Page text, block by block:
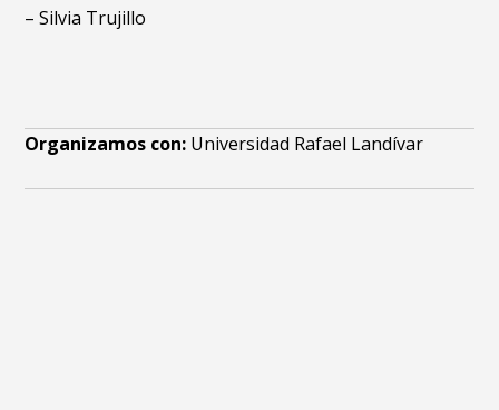
Organizamos con: Universidad Rafael Landívar
– Silvia Trujillo